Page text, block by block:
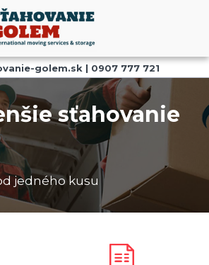
SLUŽBY
SLUŽBY
golem.sk | 0907 777 721
sťahovanie
jedného kusu